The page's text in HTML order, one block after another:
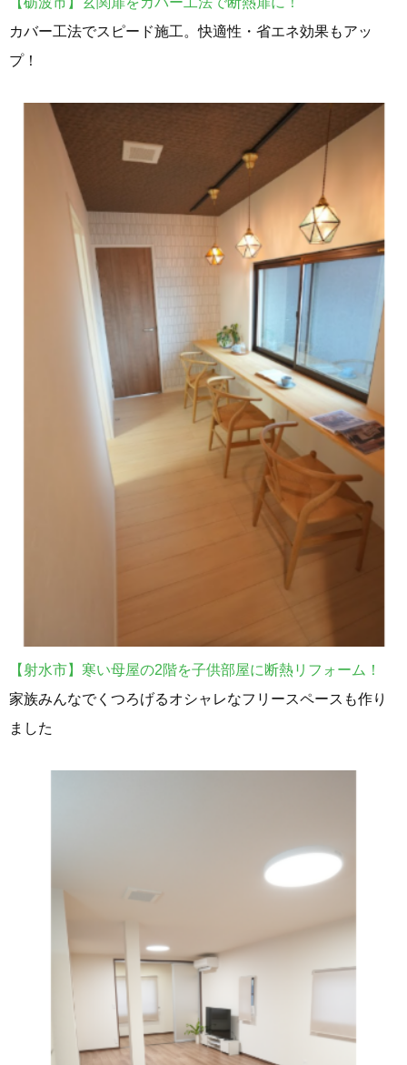
カバー工法でスピード施工。快適性・省エネ効果もアッ
プ！
【射水市】寒い母屋の2階を子供部屋に断熱リフォーム！
家族みんなでくつろげるオシャレなフリースペースも作り
ました